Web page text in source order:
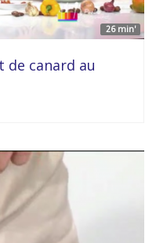
26 min'
de canard au